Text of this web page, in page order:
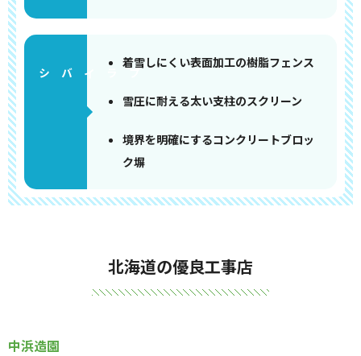
着雪しにくい表面加工の樹脂フェンス
雪圧に耐える太い支柱のスクリーン
境界を明確にするコンクリートブロッ
ク塀
北海道の優良工事店
中浜造園